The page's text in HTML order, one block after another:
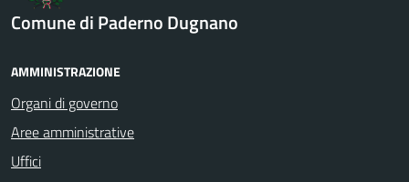
Comune di Paderno Dugnano
AMMINISTRAZIONE
Organi di governo
Aree amministrative
Uffici